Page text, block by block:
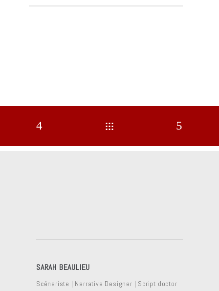
SARAH BEAULIEU
Scénariste | Narrative Designer | Script doctor